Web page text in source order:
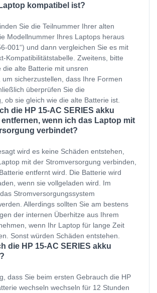
kompatibel ist?
Sie die Teilnummer Ihrer alten
Modellnummer Ihres Laptops heraus
001“) und dann vergleichen Sie es mit
Kompatibilitätstabelle. Zweitens, bitte
die alte Batterie mit unsren
um sicherzustellen, dass Ihre Formen
überprüfen Sie die
ob sie gleich wie die alte Batterie ist.
die HP 15-AC SERIES akku
wenn ich das Laptop mit
verbindet?
wird es keine Schäden entstehen,
mit der Stromversorgung verbinden,
entfernt wird. Die Batterie wird
wenn sie vollgeladen wird. Im
Stromversorgungssystem
Allerdings sollten Sie am bestens
der internen Überhitze aus Ihrem
wenn Ihr Laptop für lange Zeit
Sonst würden Schäden entstehen.
die HP 15-AC SERIES akku
dass Sie beim ersten Gebrauch die HP
wechseln wechseln für 12 Stunden